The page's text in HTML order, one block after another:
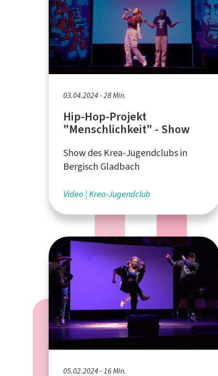
03.04.2024 - 28 Min.
Hip-Hop-Projekt
"Menschlichkeit" - Show
Show des Krea-Jugendclubs in
Bergisch Gladbach
Video Krea-Jugendclub
05.02.2024 - 16 Min.